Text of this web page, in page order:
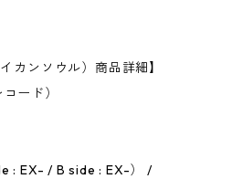
カンソウル）商品詳細】
ード）
: EX- / B side : EX-） /